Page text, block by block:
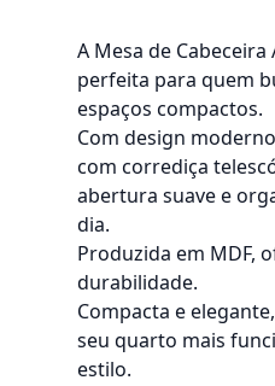
A Mesa de Cabeceira
perfeita para quem
espaços compactos.
Com design
com corrediça
abertura suave e
dia.
Produzida em MDF,
durabilidade.
Compacta e
seu quarto mais
estilo.